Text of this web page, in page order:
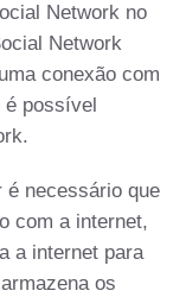
Network no
Network
conexão com
é possível
é necessário que
com a internet,
a internet para
os